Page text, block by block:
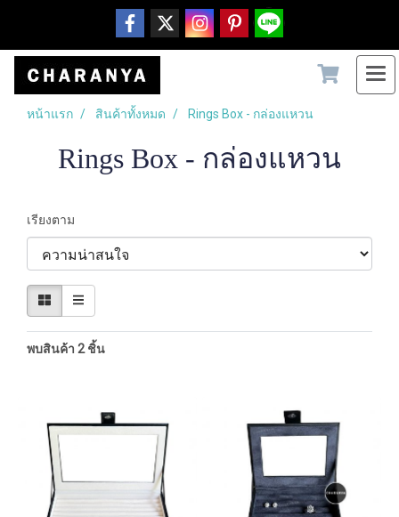
หน้าแรก สินค้าทั้งหมด Rings Box - กล่องแหวน
Rings Box - กล่องแหวน
เรียงตาม
พบสินค้า 2 ชิ้น